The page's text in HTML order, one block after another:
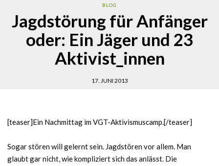
BLOG
Jagdstörung für Anfänger
oder: Ein Jäger und 23
Aktivist_innen
17. JUNI 2013
[teaser]Ein Nachmittag im VGT-Aktivismuscamp.[/teaser]
Sogar stören will gelernt sein. Jagdstören vor allem. Man
glaubt gar nicht, wie kompliziert sich das anlässt. Die